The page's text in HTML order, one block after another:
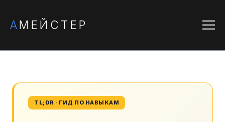
АМЕЙСТЕР
TL;DR · ГИД ПО НАВЫКАМ